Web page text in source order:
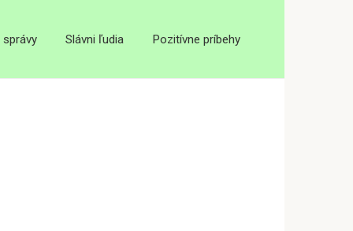
správy Slávni ľudia Pozitívne príbehy